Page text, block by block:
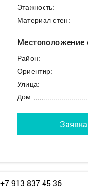
Этажность:
Материал стен:
Местоположение
Район:
Ориентир:
Улица:
Дом:
+7 913 837 45 36